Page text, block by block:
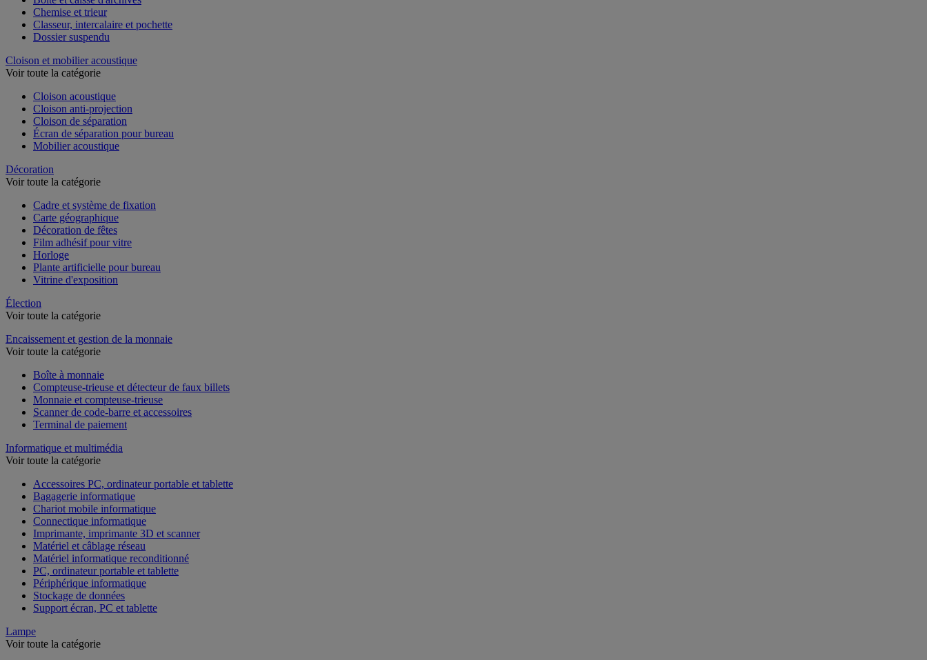
Chemise et trieur
Classeur, intercalaire et pochette
Dossier suspendu
Cloison et mobilier acoustique
Voir toute la catégorie
Cloison acoustique
Cloison anti-projection
Cloison de séparation
Écran de séparation pour bureau
Mobilier acoustique
Décoration
Voir toute la catégorie
Cadre et système de fixation
Carte géographique
Décoration de fêtes
Film adhésif pour vitre
Horloge
Plante artificielle pour bureau
Vitrine d'exposition
Élection
Voir toute la catégorie
Encaissement et gestion de la monnaie
Voir toute la catégorie
Boîte à monnaie
Compteuse-trieuse et détecteur de faux billets
Monnaie et compteuse-trieuse
Scanner de code-barre et accessoires
Terminal de paiement
Informatique et multimédia
Voir toute la catégorie
Accessoires PC, ordinateur portable et tablette
Bagagerie informatique
Chariot mobile informatique
Connectique informatique
Imprimante, imprimante 3D et scanner
Matériel et câblage réseau
Matériel informatique reconditionné
PC, ordinateur portable et tablette
Périphérique informatique
Stockage de données
Support écran, PC et tablette
Lampe
Voir toute la catégorie